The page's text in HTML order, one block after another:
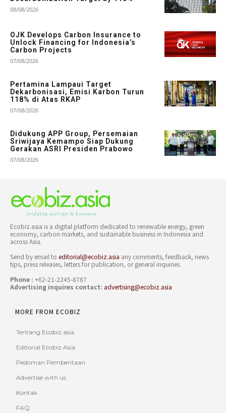
08/08/2026
OJK Develops Carbon Insurance to
Unlock Financing for Indonesia’s
Carbon Projects
07/08/2026
Pertamina Lampaui Target
Dekarbonisasi, Emisi Karbon Turun
118% di Atas RKAP
07/08/2026
Didukung APP Group, Persemaian
Sriwijaya Kemampo Siap Dukung
Gerakan ASRI Presiden Prabowo
07/08/2026
Ecobiz.asia is a digital platform dedicated to renewable energy, green
economy, carbon markets, and sustainable business in Indonesia and
across Asia.
Send by email to editorial@ecobiz.asia any comments, feedback, news
tips, press releases, letters for publication, or general inquiries.
Phone : +62-21-2245-8787
Advertising inquires contact: advertising@ecobiz.asia
MORE FROM ECOBIZ
Tentang Ecobiz.asia
Editorial Ecobiz Asia
Pedoman Pemberitaan
Advertise with us
Kontak
FAQ